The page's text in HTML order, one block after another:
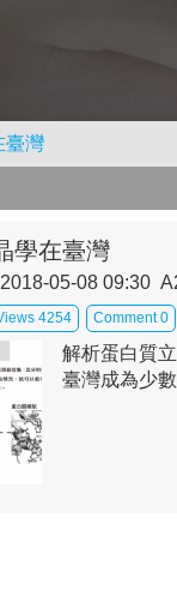
臺灣
學在臺灣
05-08 09:30
4254 Comment 0
解析蛋白質
臺灣成為少